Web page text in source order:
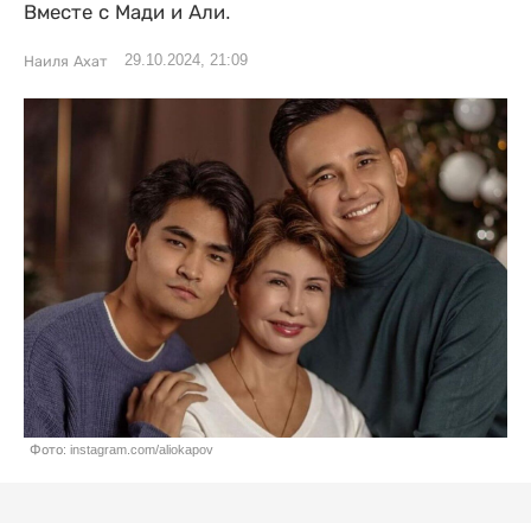
Вместе с Мади и Али.
Наиля Ахат 29.10.2024, 21:09
Фото: instagram.com/aliokapov